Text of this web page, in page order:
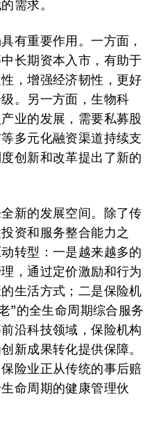
需求。
有重要作用。一方面，
长期资本入市，有助于
，增强经济韧性，更好
。另一方面，生物科
业的发展，需要私募股
多元化融资渠道持续支
创新和改革提出了新的
新的发展空间。除了传
资和服务整合能力之
转型：一是越来越多的
，通过定价激励和行为
生活方式；二是保险机
”的全生命周期综合服务
沿科技领域，保险机构
新成果转化提供保障。
险业正从传统的事后赔
命周期的健康管理伙